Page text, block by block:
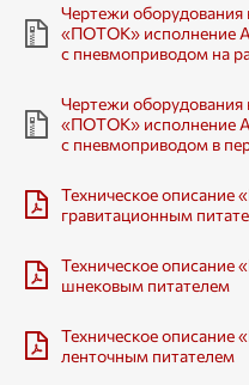
Чертежи оборудования
«ПОТОК» исполнение
с пневмоприводом на
Чертежи оборудования
«ПОТОК» исполнение
с пневмоприводом в
Техническое
гравитационным
Техническое
шнековым питателем
Техническое
ленточным питателем